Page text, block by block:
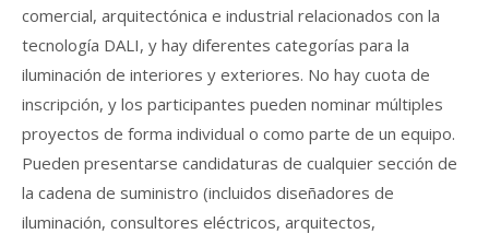
comercial, arquitectónica e industrial relacionados con la
tecnología DALI, y hay diferentes categorías para la
iluminación de interiores y exteriores. No hay cuota de
inscripción, y los participantes pueden nominar múltiples
proyectos de forma individual o como parte de un equipo.
Pueden presentarse candidaturas de cualquier sección de
la cadena de suministro (incluidos diseñadores de
iluminación, consultores eléctricos, arquitectos,